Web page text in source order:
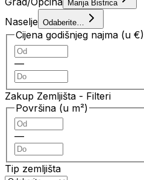
Marija Bistrica
Naselje Odaberite…
Cijena godišnjeg najma (u €)
—
Zakup Zemljišta - Filteri
Površina (u m²)
—
Tip zemljišta